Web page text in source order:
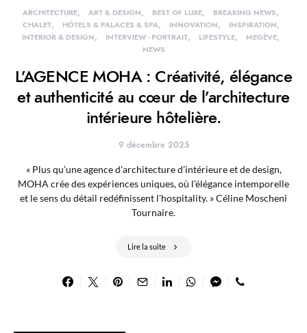
ARCHITECTURE ART & DESIGN BEST OF LUXE
BREAKING NEWS
CHALET
HÔTELS & PALACES & SPA INNOVATION
INSPIRATION
INTERIOR & DESIGN
INTERVIEW - PORTRAIT LIFESTYLE
MEGÈVE
NEWS
L’AGENCE MOHA : Créativité, élégance
et authenticité au cœur de l’architecture
intérieure hôtelière.
9 décembre 2025
« Plus qu’une agence d’architecture d’intérieure et de design,
MOHA crée des expériences uniques, où l’élégance intemporelle
et le sens du détail redéfinissent l’hospitality. » Céline Moscheni
Tournaire.
Lire la suite